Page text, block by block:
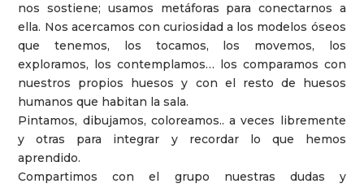
nos sostiene; usamos metáforas para conectarnos a
ella. Nos acercamos con curiosidad a los modelos óseos
que tenemos, los tocamos, los movemos, los
exploramos, los contemplamos… los comparamos con
nuestros propios huesos y con el resto de huesos
humanos que habitan la sala.
Pintamos, dibujamos, coloreamos.. a veces libremente
y otras para integrar y recordar lo que hemos
aprendido.
Compartimos con el grupo nuestras dudas y